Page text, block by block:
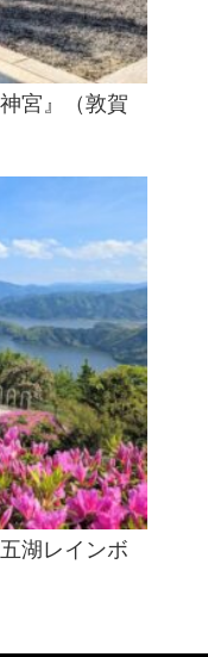
宮』（敦賀
湖レインボ